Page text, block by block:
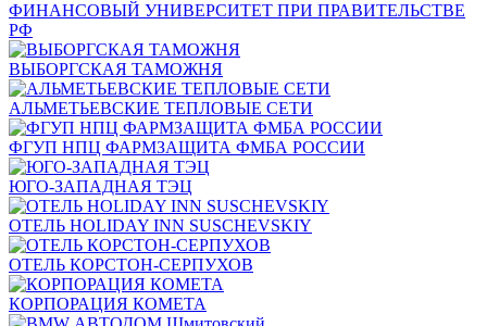
ФИНАНСОВЫЙ УНИВЕРСИТЕТ ПРИ ПРАВИТЕЛЬСТВЕ
РФ
ВЫБОРГСКАЯ ТАМОЖНЯ
АЛЬМЕТЬЕВСКИЕ ТЕПЛОВЫЕ СЕТИ
ФГУП НПЦ ФАРМЗАЩИТА ФМБА РОССИИ
ЮГО-ЗАПАДНАЯ ТЭЦ
ОТЕЛЬ HOLIDAY INN SUSCHEVSKIY
ОТЕЛЬ КОРСТОН-СЕРПУХОВ
КОРПОРАЦИЯ КОМЕТА